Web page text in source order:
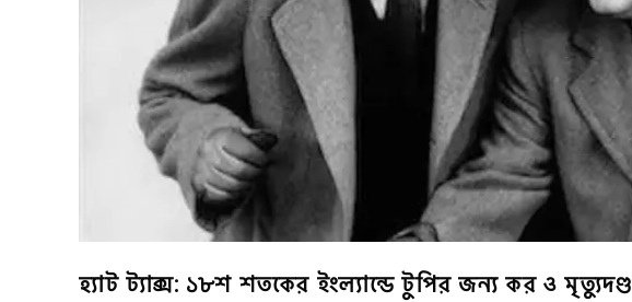
হ্যাট ট্যাক্স: ১৮শ শতকের ইংল্যান্ডে টুপির জন্য কর ও মৃত্যুদণ্ড